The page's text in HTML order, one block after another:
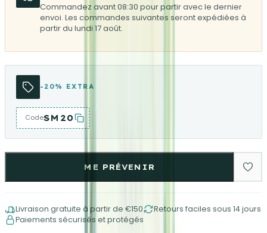
Commandez avant 08:30 pour partir avec le dernier
envoi. Les commandes suivantes seront expédiées à
partir du lundi 17 août.
-20% EXTRA
CodeSM20
ME PRÉVENIR
Livraison gratuite à partir de €150
Retours faciles sous 14 jours
Paiements sécurisés et protégés